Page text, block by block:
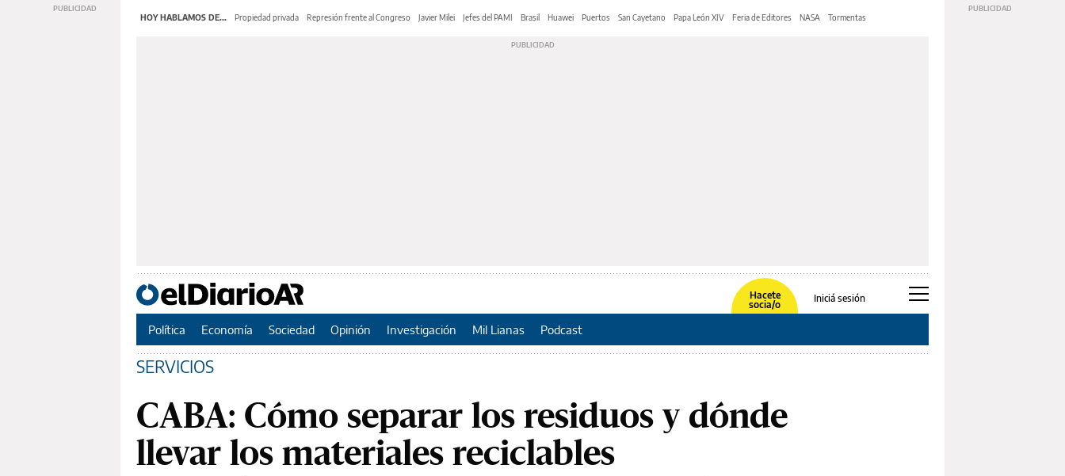
HOY HABLAMOS DE... Propiedad privada Represión frente al Congreso Javier Milei Jefes del PAMI Brasil Huawei Puertos San Cayetano Papa León XIV Feria de Editores NASA Tormentas
Hacete
socia/o
Iniciá sesión
Política Economía Sociedad Opinión Investigación Mil Lianas Podcast
SERVICIOS
CABA: Cómo separar los residuos y dónde
llevar los materiales reciclables